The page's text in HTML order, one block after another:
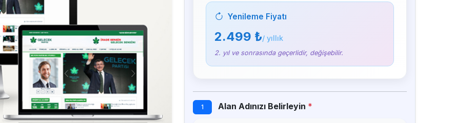
Yenileme Fiyatı
2.499 ₺/ yıllık
2. yıl ve sonrasında geçerlidir, değişebilir.
1 Alan Adınızı Belirleyin *